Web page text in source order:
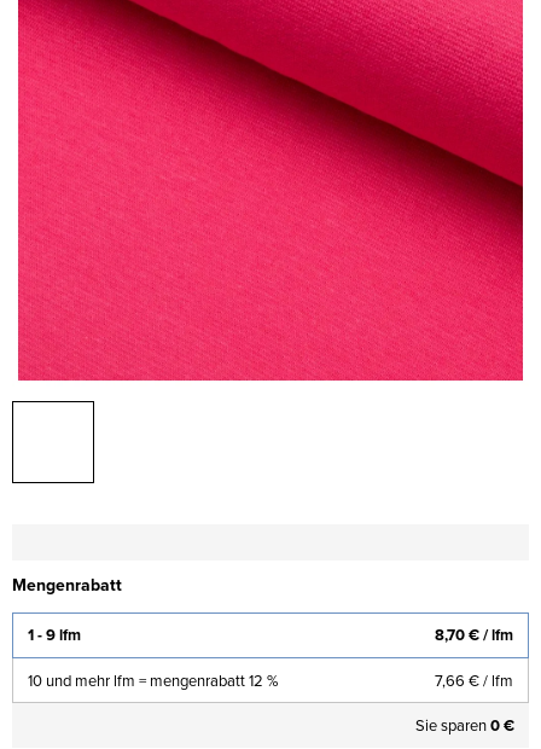
Mengenrabatt
1 - 9 lfm 8,70 €/ lfm
10 und mehr lfm = mengenrabatt 12 % 7,66 €/ lfm
Sie sparen0 €